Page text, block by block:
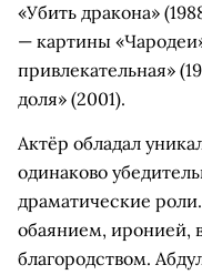
«Убить дракона»
— картины
привлекательная»
доля» (2001).
Актёр обладал
одинаково
драматические
обаянием, иронией,
благородством.